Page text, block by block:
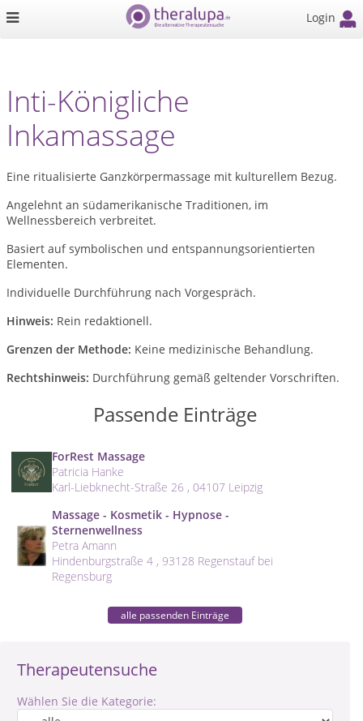
Login
Therapeutensuche
Wählen Sie die Kategorie:
Inti-Königliche
Inkamassage
Eine ritualisierte Ganzkörpermassage mit kulturellem Bezug.
Angelehnt an südamerikanische Traditionen, im
Wellnessbereich verbreitet.
Basiert auf symbolischen und entspannungsorientierten
Elementen.
Individuelle Durchführung nach Vorgespräch.
Hinweis: Rein redaktionell.
Grenzen der Methode: Keine medizinische Behandlung.
Rechtshinweis: Durchführung gemäß geltender Vorschriften.
Passende Einträge
ForRest Massage
Patricia Hanke
Karl-Liebknecht-Straße 26 , 04107 Leipzig
Massage - Kosmetik - Hypnose -
Sternenwellness
Petra Amann
Hindenburgstraße 4 , 93128 Regenstauf bei
Regensburg
alle passenden Einträge